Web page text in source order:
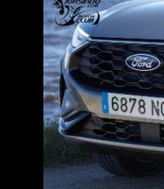
1.html — https://
歐洲福特中型休
車型(2019年問世
此車近期也被外界
位被同門的
將揮別車壇。事
在歐洲一路銷售